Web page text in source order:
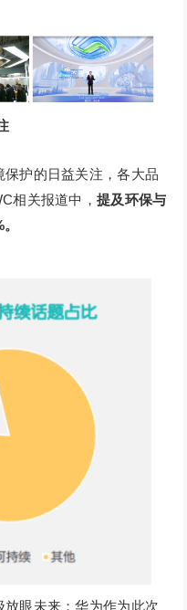
护的日益关注，各大品
相关报道中，提及环保与
眼未来：华为作为此次